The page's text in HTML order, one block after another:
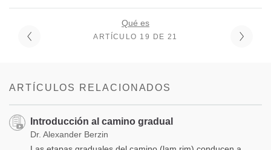
Qué es
ARTÍCULO 19 DE 21
ARTÍCULOS RELACIONADOS
Introducción al camino gradual
Dr. Alexander Berzin